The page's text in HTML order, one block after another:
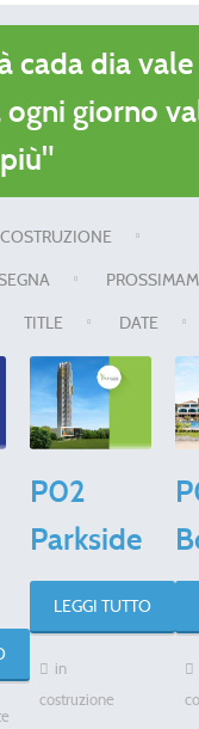
cada dia
ogni giorno
TITLE DATE
P02
Parkside
LEGGI TUTTO
in
costruzione